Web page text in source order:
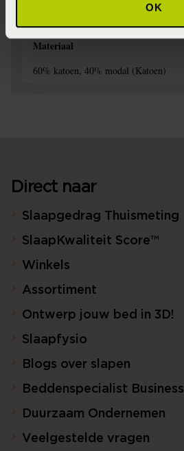
OK
Materiaal
60% katoen, 40% modal (Katoen)
Direct naar
Slaapgedrag Thuismeting
SlaapKwaliteit Score™
Winkels
Assortiment
Ontwerp jouw bed in 3D!
Slaapfysio
Blogs over slapen
Beddenspecialist Business
Duurzaam Ondernemen
Veelgestelde vragen